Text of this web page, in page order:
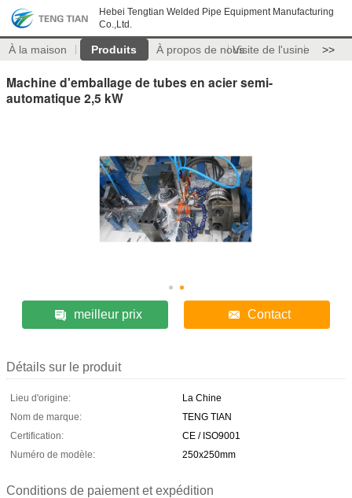
Hebei Tengtian Welded Pipe Equipment Manufacturing
Co.,Ltd.
À la maison Produits À propos de nousVisite de l'usine >>
Machine d'emballage de tubes en acier semi-
automatique 2,5 kW
meilleur prix Contact
Détails sur le produit
Lieu d'origine:
La Chine
Nom de marque:
TENG TIAN
Certification:
CE / ISO9001
Numéro de modèle:
250x250mm
Conditions de paiement et expédition